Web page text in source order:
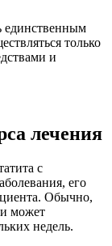
единственным
только
и
лечения
с
его
Обычно,
и может
недель.